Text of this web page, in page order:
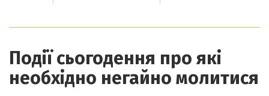
Події сьогодення про які
необхідно негайно молитися